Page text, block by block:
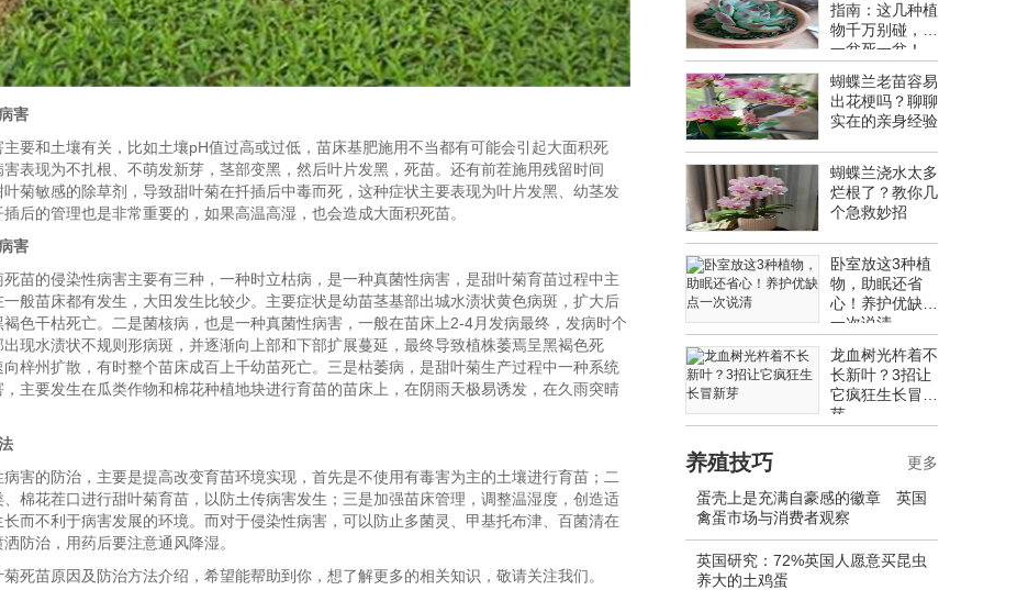
害
主要和土壤有关，比如土壤pH值过高或过低，苗床基肥施用不当都有可能会引起大面积死
表现为不扎根、不萌发新芽，茎部变黑，然后叶片发黑，死苗。还有前茬施用残留时间
叶菊敏感的除草剂，导致甜叶菊在扦插后中毒而死，这种症状主要表现为叶片发黑、幼茎发
后的管理也是非常重要的，如果高温高湿，也会造成大面积死苗。
害
苗的侵染性病害主要有三种，一种时立枯病，是一种真菌性病害，是甜叶菊育苗过程中主
一般苗床都有发生，大田发生比较少。主要症状是幼苗茎基部出城水渍状黄色病斑，扩大后
褐色干枯死亡。二是菌核病，也是一种真菌性病害，一般在苗床上2-4月发病最终，发病时个
出现水渍状不规则形病斑，并逐渐向上部和下部扩展蔓延，最终导致植株萎焉呈黑褐色死
向梓州扩散，有时整个苗床成百上千幼苗死亡。三是枯萎病，是甜叶菊生产过程中一种系统
，主要发生在瓜类作物和棉花种植地块进行育苗的苗床上，在阴雨天极易诱发，在久雨突晴
病害的防治，主要是提高改变育苗环境实现，首先是不使用有毒害为主的土壤进行育苗；二
、棉花茬口进行甜叶菊育苗，以防土传病害发生；三是加强苗床管理，调整温湿度，创造适
长而不利于病害发展的环境。而对于侵染性病害，可以防止多菌灵、甲基托布津、百菌清在
防治，用药后要注意通风降湿。
菊死苗原因及防治方法介绍，希望能帮助到你，想了解更多的相关知识，敬请关注我们。
指南：这几种植
物千万别碰，养
一盆死一盆！
蝴蝶兰老苗容易
出花梗吗？聊聊
实在的亲身经验
蝴蝶兰浇水太多
烂根了？教你几
个急救妙招
卧室放这3种植
物，助眠还省
心！养护优缺点
一次说清
龙血树光杵着不
长新叶？3招让
它疯狂生长冒新
芽
养殖技巧
蛋壳上是充满自豪感的徽章 英国
禽蛋市场与消费者观察
英国研究：72%英国人愿意买昆虫
养大的土鸡蛋
更多